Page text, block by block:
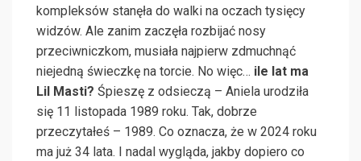
kompleksów stanęła do walki na oczach tysięcy
widzów. Ale zanim zaczęła rozbijać nosy
przeciwniczkom, musiała najpierw zdmuchnąć
niejedną świeczkę na torcie. No więc… ile lat ma
Lil Masti? Śpieszę z odsieczą – Aniela urodziła
się 11 listopada 1989 roku. Tak, dobrze
przeczytałeś – 1989. Co oznacza, że w 2024 roku
ma już 34 lata. I nadal wygląda, jakby dopiero co